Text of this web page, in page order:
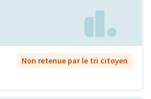
Non retenue par le tri citoyen